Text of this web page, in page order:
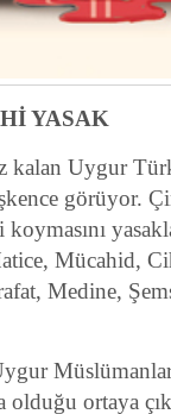
YASAK
kalan Uygur
görüyor.
Mücahid,
Medine,
ortaya